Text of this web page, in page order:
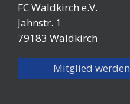
FC Waldkirch e.V.
Jahnstr. 1
79183 Waldkirch
Mitglied werden